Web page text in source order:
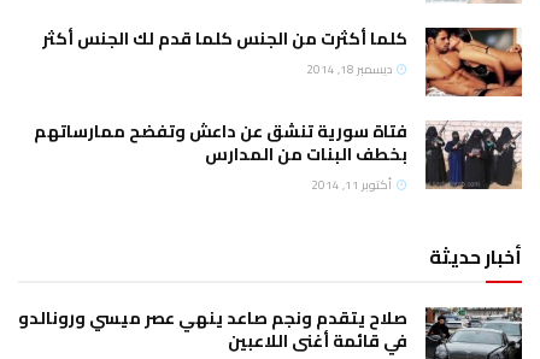
كلما أكثرت من الجنس كلما قدم لك الجنس أكثر
ديسمبر 18, 2014
فتاة سورية تنشق عن داعش وتفضح ممارساتهم
بخطف البنات من المدارس
أكتوبر 11, 2014
أخبار حديثة
صلاح يتقدم ونجم صاعد ينهي عصر ميسي ورونالدو
في قائمة أغنى اللاعبين